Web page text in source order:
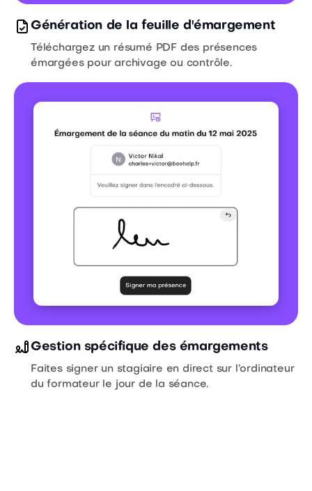
Génération de la feuille d'émargement
Téléchargez un résumé PDF des présences
émargées pour archivage ou contrôle.
Gestion spécifique des émargements
Faites signer un stagiaire en direct sur l’ordinateur
du formateur le jour de la séance.